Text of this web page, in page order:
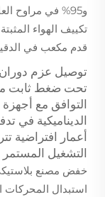
و95% في مراوح
قدم مكعب في
توصيل عزم
تحت ضغط ثابت
الديناميكية في
التشغيل المستمر